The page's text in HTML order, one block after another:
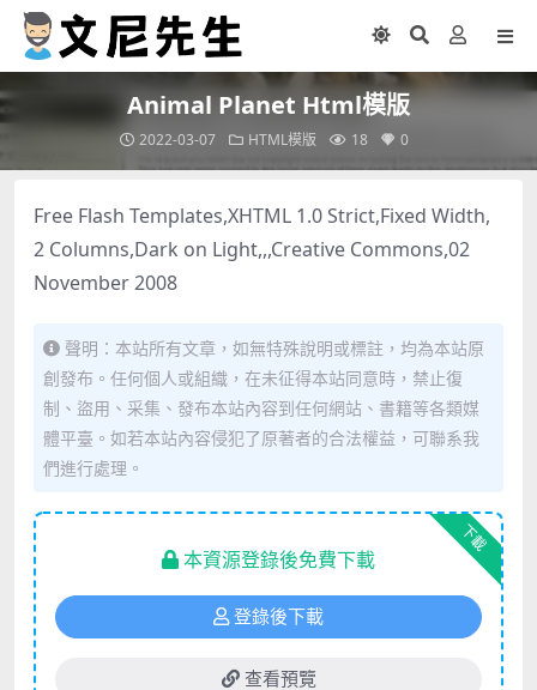
Animal Planet Html模版
2022-03-07 HTML模版 18 0
Free Flash Templates,XHTML 1.0 Strict,Fixed Width,
2 Columns,Dark on Light,,,Creative Commons,02
November 2008
聲明：本站所有文章，如無特殊說明或標註，均為本站原
創發布。任何個人或組織，在未征得本站同意時，禁止復
制、盜用、采集、發布本站內容到任何網站、書籍等各類媒
體平臺。如若本站內容侵犯了原著者的合法權益，可聯系我
們進行處理。
下載
本資源登錄後免費下載
登錄後下載
查看預覽